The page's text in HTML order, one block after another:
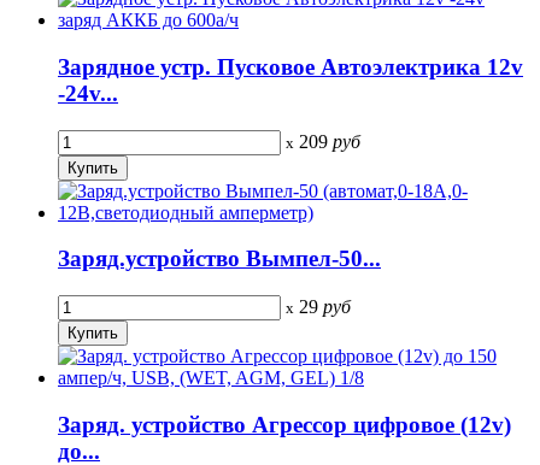
Зарядное устр. Пусковое Автоэлектрика 12v
-24v...
x 209 руб
Заряд.устройство Вымпел-50...
x 29 руб
Заряд. устройство Агрессор цифровое (12v)
до...